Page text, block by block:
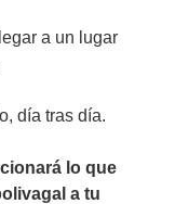
a un lugar
día tras día.
lo que
a tu